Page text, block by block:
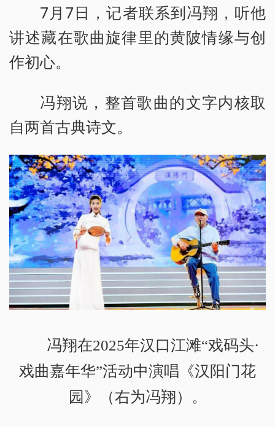
7月7日，记者联系到冯翔，听他
讲述藏在歌曲旋律里的黄陂情缘与创
作初心。
冯翔说，整首歌曲的文字内核取
自两首古典诗文。
冯翔在2025年汉口江滩“戏码头·
戏曲嘉年华”活动中演唱《汉阳门花
园》（右为冯翔）。